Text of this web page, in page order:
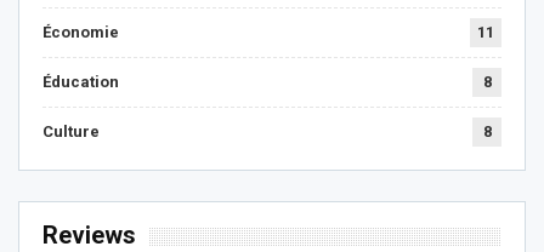
Économie 11
Éducation 8
Culture 8
Reviews